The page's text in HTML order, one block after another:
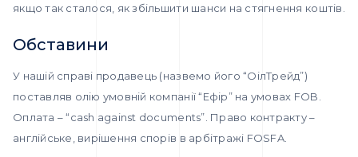
якщо так сталося, як збільшити шанси на стягнення коштів.
Обставини
У нашій справі продавець (назвемо його “ОілТрейд”)
поставляв олію умовній компанії “Ефір” на умовах FOB.
Оплата – “cash against documents”. Право контракту –
англійське, вирішення спорів в арбітражі FOSFA.